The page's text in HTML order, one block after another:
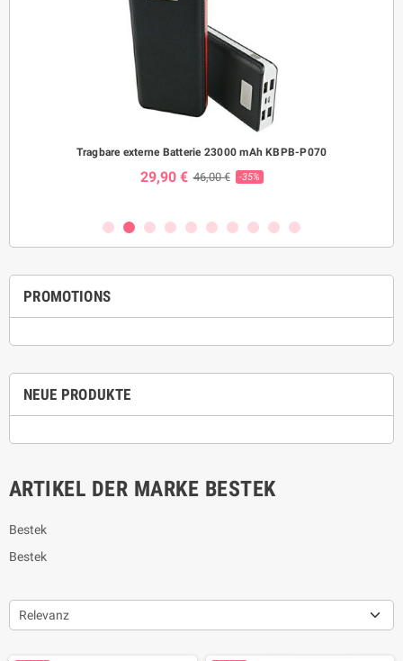
Tragbare externe Batterie 23000 mAh KBPB-P070
29,90 € 46,00 € -35%
PROMOTIONS
NEUE PRODUKTE
ARTIKEL DER MARKE BESTEK
Bestek
Bestek
Relevanz